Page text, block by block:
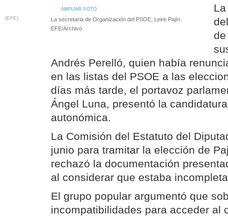
AMPLIAR FOTO
(EFE)
La secretaria de Organización del PSOE, Leire Pajín.
EFE/Archivo
Andrés Perelló, quien había
en las listas del PSOE a las
días más tarde, el portavoz
Ángel Luna, presentó la
autonómica.
La Comisión del Estatuto del
junio para tramitar la elección de
rechazó la documentación
al considerar que estaba
El grupo popular argumentó que
incompatibilidades para acceder al